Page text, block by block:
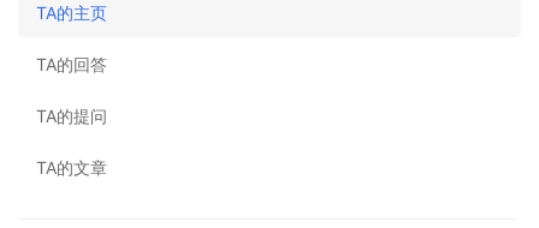
TA的主页
TA的回答
TA的提问
TA的文章